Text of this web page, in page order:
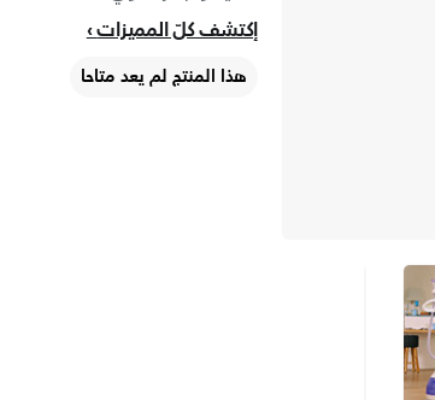
إكتشف كلّ المميزات
هذا المنتج لم يعد متاحا